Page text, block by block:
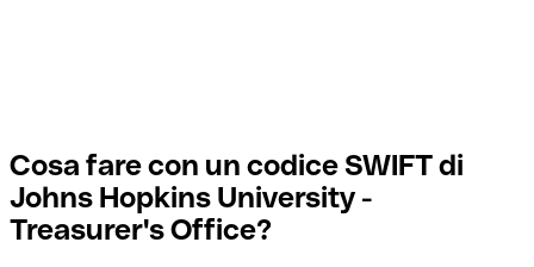
Cosa fare con un codice SWIFT di
Johns Hopkins University -
Treasurer's Office?